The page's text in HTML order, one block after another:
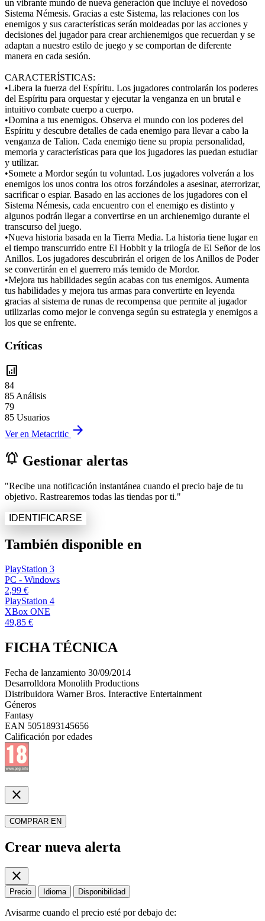
un vibrante mundo de nueva generación que incluye el novedoso
Sistema Némesis. Gracias a este Sistema, las relaciones con los
enemigos y sus características serán moldeadas por las acciones y
decisiones del jugador para crear archienemigos que recuerdan y se
adaptan a nuestro estilo de juego y se comportan de diferente
manera en cada sesión.
CARACTERÍSTICAS:
•Libera la fuerza del Espíritu. Los jugadores controlarán los poderes
del Espíritu para orquestar y ejecutar la venganza en un brutal e
intuitivo combate cuerpo a cuerpo.
•Domina a tus enemigos. Observa el mundo con los poderes del
Espíritu y descubre detalles de cada enemigo para llevar a cabo la
venganza de Talion. Cada enemigo tiene su propia personalidad,
memoria y características para que los jugadores las puedan estudiar
y utilizar.
•Somete a Mordor según tu voluntad. Los jugadores volverán a los
enemigos los unos contra los otros forzándoles a asesinar, aterrorizar,
sacrificar o espiar. Basado en las acciones de los jugadores con el
Sistema Némesis, cada encuentro con el enemigo es distinto y
algunos podrán llegar a convertirse en un archienemigo durante el
transcurso del juego.
•Nueva historia basada en la Tierra Media. La historia tiene lugar en
el tiempo transcurrido entre El Hobbit y la trilogía de El Señor de los
Anillos. Los jugadores descubrirán el origen de los Anillos de Poder
se convertirán en el guerrero más temido de Mordor.
•Mejora tus habilidades según acabas con tus enemigos. Aumenta
tus habilidades y mejora tus armas para convertirte en leyenda
gracias al sistema de runas de recompensa que permite al jugador
utilizarlas como mejor le convenga según su estrategia y enemigos a
los que se enfrente.
Críticas
analytics
84
85 Análisis
79
85 Usuarios
Ver en Metacritic arrow_forward
notifications_active Gestionar alertas
"Recibe una notificación instantánea cuando el precio baje de tu
objetivo. Rastrearemos todas las tiendas por ti."
IDENTIFICARSE
También disponible en
PlayStation 3
PC - Windows
2,99 €
PlayStation 4
XBox ONE
49,85 €
FICHA TÉCNICA
Fecha de lanzamiento 30/09/2014
Desarrolldora Monolith Productions
Distribuidora Warner Bros. Interactive Entertainment
Géneros
Fantasy
EAN 5051893145656
Calificación por edades
close
COMPRAR EN
Crear nueva alerta
close
Precio Idioma Disponibilidad
Avisarme cuando el precio esté por debajo de: